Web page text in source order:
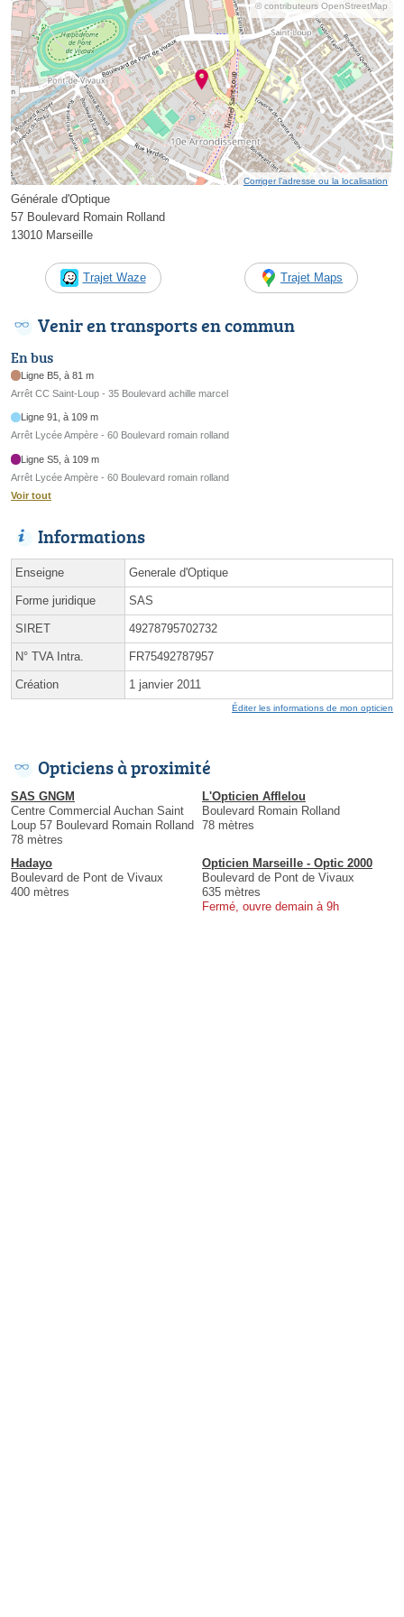
© contributeurs OpenStreetMap
Corriger l’adresse ou la localisation
Générale d'Optique
57 Boulevard Romain Rolland
13010 Marseille
Trajet Waze Trajet Maps
Venir en transports en commun
En bus
Ligne B5, à 81 m
Arrêt CC Saint-Loup - 35 Boulevard achille marcel
Ligne 91, à 109 m
Arrêt Lycée Ampère - 60 Boulevard romain rolland
Ligne S5, à 109 m
Arrêt Lycée Ampère - 60 Boulevard romain rolland
Voir tout
Informations
Enseigne Generale d'Optique
Forme juridique SAS
SIRET 49278795702732
N° TVA Intra. FR75492787957
Création 1 janvier 2011
Éditer les informations de mon opticien
Opticiens à proximité
SAS GNGM
Centre Commercial Auchan Saint
Loup 57 Boulevard Romain Rolland
78 mètres
L'Opticien Afflelou
Boulevard Romain Rolland
78 mètres
Hadayo
Boulevard de Pont de Vivaux
400 mètres
Opticien Marseille - Optic 2000
Boulevard de Pont de Vivaux
635 mètres
Fermé, ouvre demain à 9h